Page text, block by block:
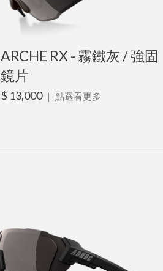
ARCHE RX - 霧鐵灰 / 強固
鏡片
$ 13,000 ｜ 點選看更多